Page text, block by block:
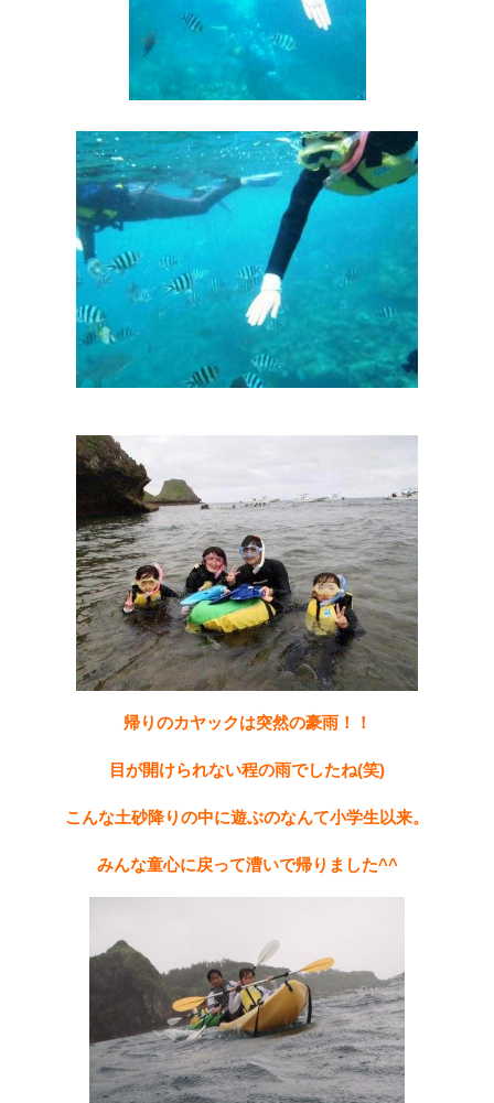
帰りのカヤックは突然の豪雨！！
目が開けられない程の雨でしたね(笑)
こんな土砂降りの中に遊ぶのなんて小学生以来。
みんな童心に戻って漕いで帰りました^^